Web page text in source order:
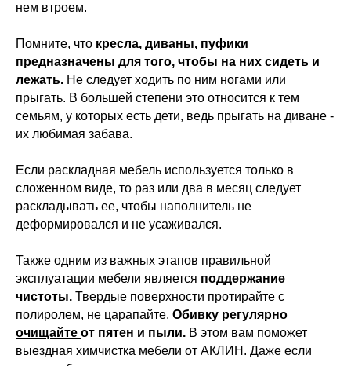
нем втроем.
Помните, что кресла, диваны, пуфики
предназначены для того, чтобы на них сидеть и
лежать. Не следует ходить по ним ногами или
прыгать. В большей степени это относится к тем
семьям, у которых есть дети, ведь прыгать на диване -
их любимая забава.
Если раскладная мебель используется только в
сложенном виде, то раз или два в месяц следует
раскладывать ее, чтобы наполнитель не
деформировался и не усаживался.
Также одним из важных этапов правильной
эксплуатации мебели является поддержание
чистоты. Твердые поверхности протирайте с
полиролем, не царапайте. Обивку регулярно
очищайте от пятен и пыли. В этом вам поможет
выездная химчистка мебели от АКЛИН. Даже если